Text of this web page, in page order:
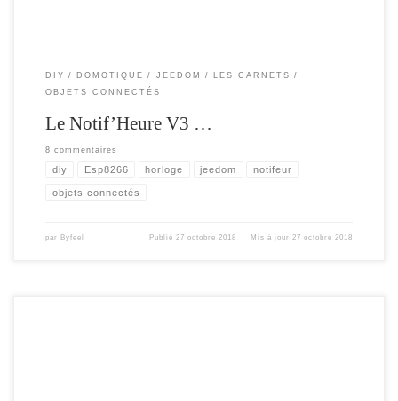
DIY DOMOTIQUE JEEDOM
LES CARNETS
OBJETS CONNECTÉS
Le Notif’Heure V3 …
8 commentaires
diy Esp8266 horloge jeedom notifeur
objets connectés
par Byfeel Publié 27 octobre 2018 Mis à jour 27 octobre 2018